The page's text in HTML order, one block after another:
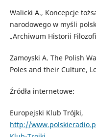
Walicki A., Koncepcje
narodowego w myśli
„Archiwum Historii
Zamoyski A. The Polish
Poles and their Culture,
Źródła internetowe:
Europejski Klub Trójki,
http://